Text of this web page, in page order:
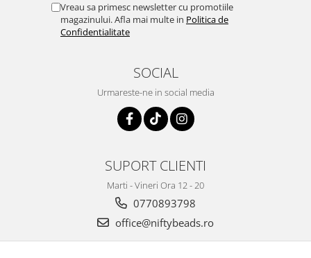
Vreau sa primesc newsletter cu promotiile
magazinului. Afla mai multe in Politica de
Confidentialitate
SOCIAL
Urmareste-ne in social media
SUPORT CLIENTI
Marti - Vineri Ora 12 - 20
0770893798
office@niftybeads.ro